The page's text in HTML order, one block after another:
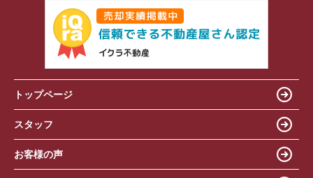
トップページ
スタッフ
お客様の声